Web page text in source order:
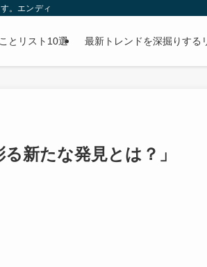
エンディングノートの書き方から財産整理まで、
とリスト10選 最新トレンドを深掘りする
新たな発見とは？」